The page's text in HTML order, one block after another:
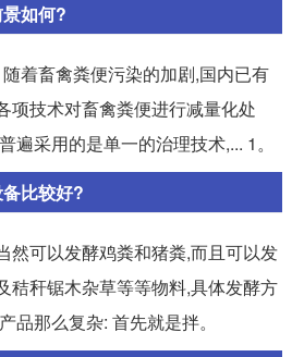
如何?
着畜禽粪便污染的加剧,国内已有
项技术对畜禽粪便进行减量化处
遍采用的是单一的治理技术,... 1。
比较好?
然可以发酵鸡粪和猪粪,而且可以发
秸秆锯木杂草等等物料,具体发酵方
品那么复杂: 首先就是拌。